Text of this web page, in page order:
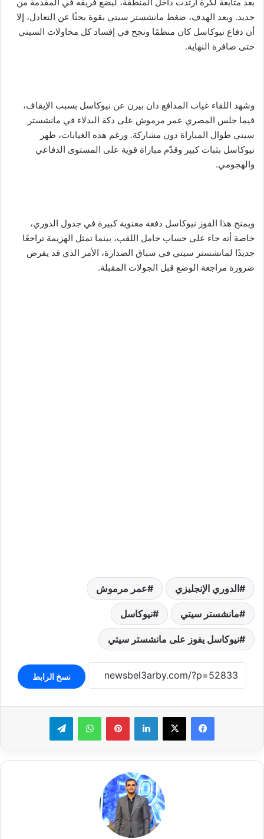
بعد متابعة لكرة ارتدت داخل المنطقة، ليضع فريقه في المقدمة من
جديد. وبعد الهدف، ضغط مانشستر سيتي بقوة بحثًا عن التعادل، إلا
أن دفاع نيوكاسل كان منظمًا ونجح في إفساد كل محاولات السيتي
حتى صافرة النهاية.
وشهد اللقاء غياب المدافع دان بيرن عن نيوكاسل بسبب الإيقاف،
فيما جلس المصري عمر مرموش على دكة البدلاء في مانشستر
سيتي طوال المباراة دون مشاركة. ورغم هذه الغيابات، ظهر
نيوكاسل بثبات كبير وقدّم مباراة قوية على المستوى الدفاعي
والهجومي.
ويمنح هذا الفوز نيوكاسل دفعة معنوية كبيرة في جدول الدوري،
خاصة أنه جاء على حساب حامل اللقب، بينما تمثل الهزيمة تراجعًا
جديدًا لمانشستر سيتي في سباق الصدارة، الأمر الذي قد يفرض
ضرورة مراجعة الوضع قبل الجولات المقبلة.
الدوري الإنجليزي عمر مرموش
مانشستر سيتي نيوكاسل
نيوكاسل يفوز على مانشستر سيتي
نسخ الرابط
لينكدإن بينتيريستواتساب تيلقرام